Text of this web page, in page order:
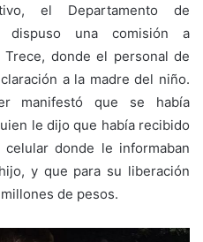
el Departamento de
dispuso una comisión a
donde el personal de
a la madre del niño.
manifestó que se había
le dijo que había recibido
donde le informaban
y que para su liberación
de pesos.